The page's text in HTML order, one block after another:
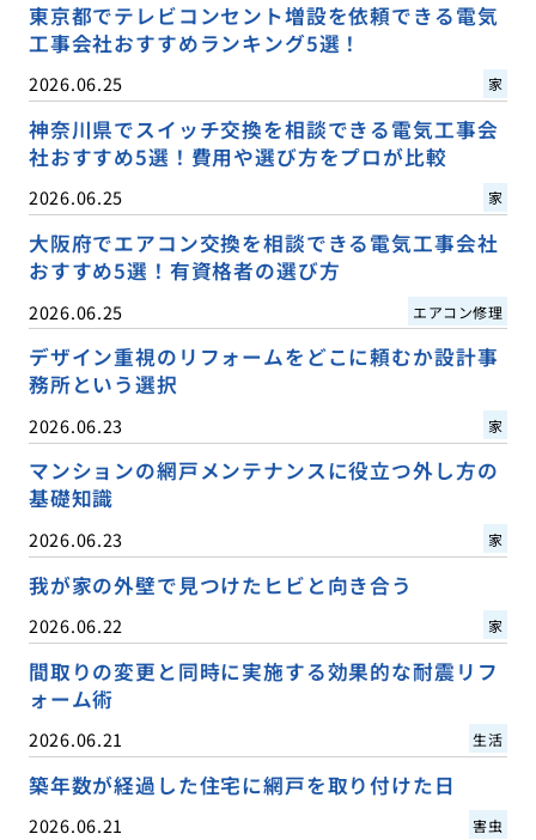
東京都でテレビコンセント増設を依頼できる電気
工事会社おすすめランキング5選！
2026.06.25 家
神奈川県でスイッチ交換を相談できる電気工事会
社おすすめ5選！費用や選び方をプロが比較
2026.06.25 家
大阪府でエアコン交換を相談できる電気工事会社
おすすめ5選！有資格者の選び方
2026.06.25 エアコン修理
デザイン重視のリフォームをどこに頼むか設計事
務所という選択
2026.06.23 家
マンションの網戸メンテナンスに役立つ外し方の
基礎知識
2026.06.23 家
我が家の外壁で見つけたヒビと向き合う
2026.06.22 家
間取りの変更と同時に実施する効果的な耐震リフ
ォーム術
2026.06.21 生活
築年数が経過した住宅に網戸を取り付けた日
2026.06.21 害虫